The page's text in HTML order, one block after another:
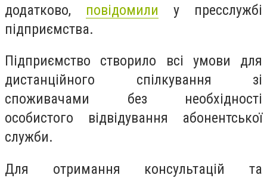
додатково, повідомили у пресслужбі
підприємства.
Підприємство створило всі умови для
дистанційного спілкування зі
споживачами без необхідності
особистого відвідування абонентської
служби.
Для отримання консультацій та